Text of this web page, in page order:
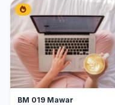
BM 019 Mawar